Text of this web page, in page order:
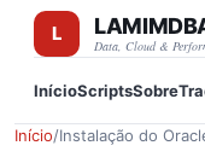
Pular
Data, Cloud &
InícioScriptsSobre
Início/Instalação do